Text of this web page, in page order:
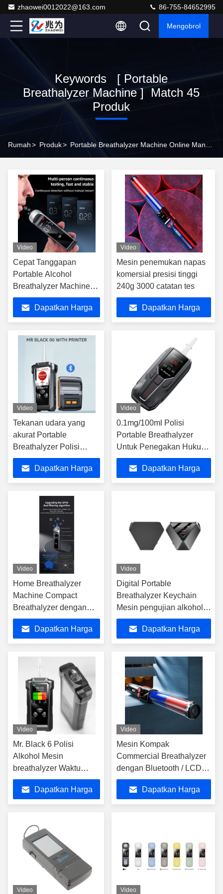
zhaowei0012022@163.com 86-755-84652995
Mengobrol
Keywords [ Portable
Breathalyzer Machine ] Match 45
Produk
Rumah> Produk>
Video
Cepat Tanggapan
Portable Alcohol
Breathalyzer Machine
Dengan LCD Display
Dapatkan Harga
Video
Mesin penemukan napas
komersial presisi tinggi
240g 3000 catatan tes
Dapatkan Harga
Video
Tekanan udara yang
akurat Portable
Breathalyzer Polisi
Mesin Tekanan udara
Ukuran kecil
Dapatkan Harga
Video
0.1mg/100ml Polisi
Portable Breathalyzer
Untuk Penegakan Hukum
3W Storage
Dapatkan Harga
Video
Home Breathalyzer
Machine Compact
Breathalyzer dengan
Pengingat Suara Bertiup
Dapatkan Harga
Video
Digital Portable
Breathalyzer Keychain
Mesin pengujian alkohol
napas
Dapatkan Harga
Video
Mr. Black 6 Polisi
Alkohol Mesin
breathalyzer Waktu
respons instan
Dapatkan Harga
Video
Mesin Kompak
Commercial Breathalyzer
dengan Bluetooth / LCD
Display
Dapatkan Harga
Video Video